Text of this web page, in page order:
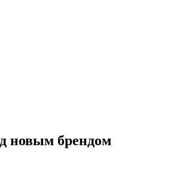
новым брендом